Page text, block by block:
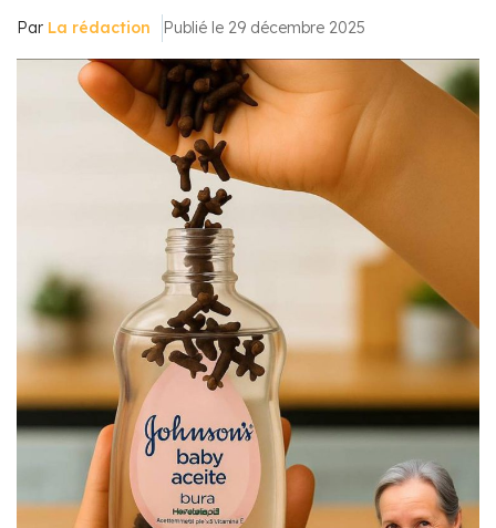
Par La rédaction Publié le 29 décembre 2025